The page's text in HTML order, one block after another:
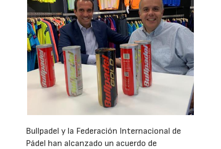
Bullpadel y la Federación Internacional de
Pádel han alcanzado un acuerdo de